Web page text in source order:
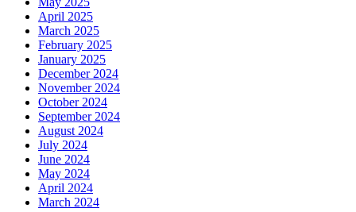
April 2025
March 2025
February 2025
January 2025
December 2024
November 2024
October 2024
September 2024
August 2024
July 2024
June 2024
May 2024
April 2024
March 2024